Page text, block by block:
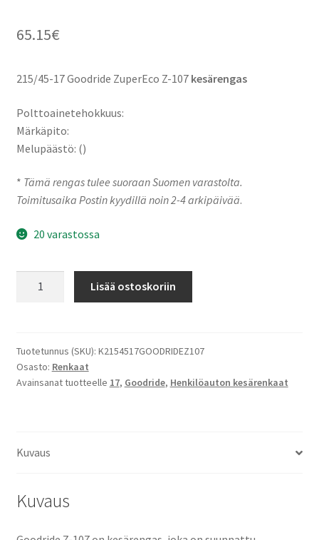
65.15€
215/45-17 Goodride ZuperEco Z-107 kesärengas
Polttoainetehokkuus:
Märkäpito:
Melupäästö: ()
* Tämä rengas tulee suoraan Suomen varastolta.
Toimitusaika Postin kyydillä noin 2-4 arkipäivää.
20 varastossa
ZuperEco
Z-
107
Lisää ostoskoriin
Tuotetunnus (SKU): K2154517GOODRIDEZ107
Osasto: Renkaat
Avainsanat tuotteelle 17, Goodride, Henkilöauton kesärenkaat
Kuvaus
Kuvaus